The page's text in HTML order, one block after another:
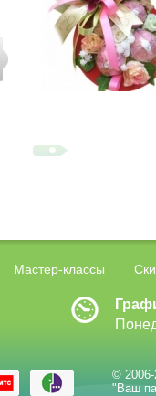
Мастер-классы
©
"Ваш